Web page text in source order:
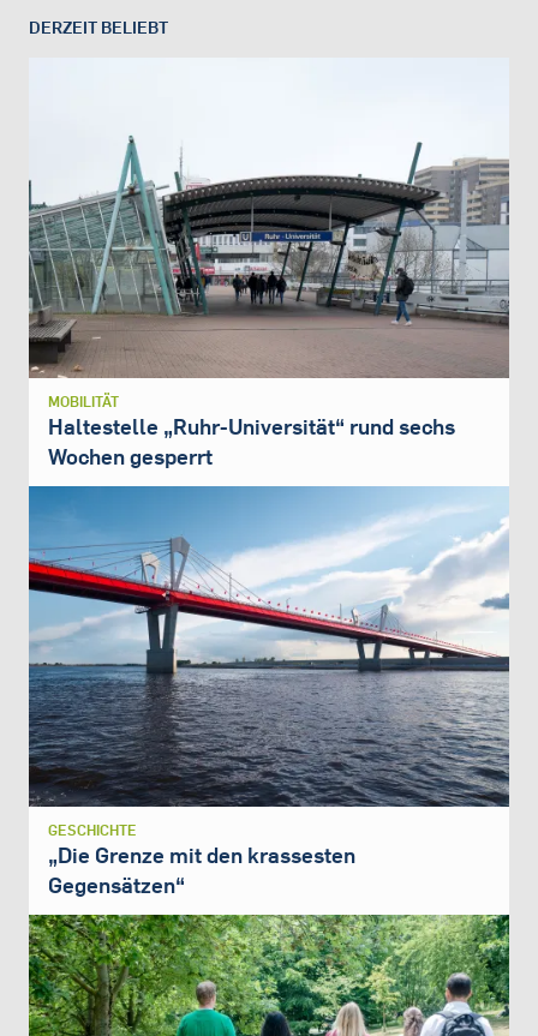
DERZEIT BELIEBT
MOBILITÄT
Haltestelle „Ruhr-Universität“ rund sechs
Wochen gesperrt
GESCHICHTE
„Die Grenze mit den krassesten
Gegensätzen“